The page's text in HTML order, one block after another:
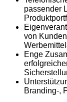
passender
von
Enge
Branding-,